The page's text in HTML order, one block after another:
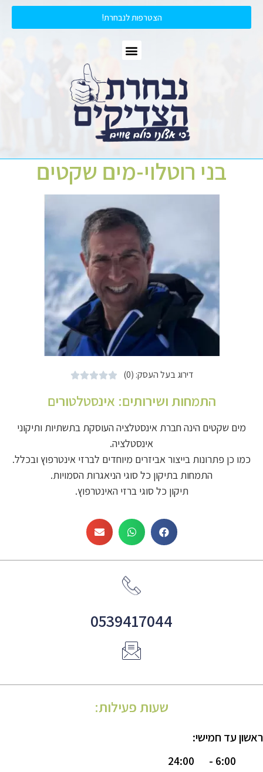
הצטרפות לנבחרת!
בני רוטלוי-מים שקטים
דירוג בעל העסק: (0) 




התמחות ושירותים: אינסטלטורים
מים שקטים הינה חברת אינסטלציה העוסקת בתשתיות ותיקוני
אינסטלציה.
כמו כן פתרונות בייצור אביזרים מיוחדים לברזי אינטרפוץ ובכלל.
התמחות בתיקון כל סוגי הניאגרות הסמויות.
תיקון כל סוגי ברזי האינטרפוץ.
0539417044
שעות פעילות:
ראשון עד חמישי:
6:00 -
24:00